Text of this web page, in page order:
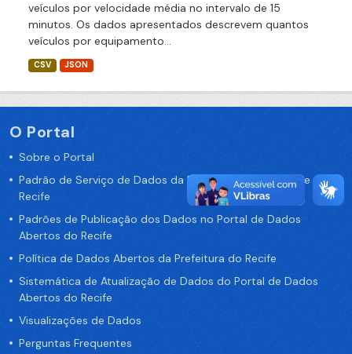
veículos por velocidade média no intervalo de 15
minutos. Os dados apresentados descrevem quantos
veículos por equipamento...
CSV JSON
O Portal
Sobre o Portal
Padrão de Serviço de Dados da Prefeitura da Cidade de
Recife
Padrões de Publicação dos Dados no Portal de Dados
Abertos do Recife
Política de Dados Abertos da Prefeitura do Recife
Sistemática de Atualização de Dados do Portal de Dados
Abertos do Recife
Visualizações de Dados
Perguntas Frequentes